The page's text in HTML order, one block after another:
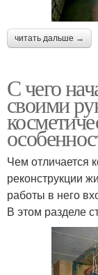
читать дальше →
С чего
своими
Чем отличается
реконструкции
работы в него
В этом разделе